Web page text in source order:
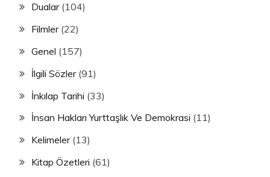
Dualar(104)
Filmler(22)
Genel (157)
İlgili Sözler(91)
İnkılap Tarihi (33)
İnsan Hakları Yurttaşlık Ve Demokrasi (11)
Kelimeler(13)
Kitap Özetleri (61)